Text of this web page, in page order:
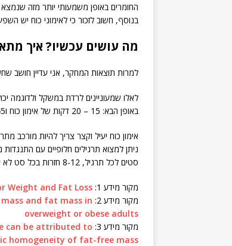
החומרים באופן משמעותי יותר מזה
בנוסף, חשוב לזכור כי לאימוני כוח יש
מה עושים עכשיו? איך
למרות תוצאות המחקר, אני עדיין חושב
באופן הבא: 15 – 20 דקות של אימון כוח ו45 – 40 דקות אימון אירובי.
אימון כוח יעיל וקצר צריך להיות מורכב
סטים לכל תרגיל, 8-12 חזרות בכל סט לא יקח לכם יותר מ-15 עד 20 דקות לכל האימון.
מקור מידע 1:
Weight and Fat Loss
מקור מידע 2:
and fat mass in
overweight or obese adults
מקור מידע 3:
can be attributed to
homogeneity of fat-free mass